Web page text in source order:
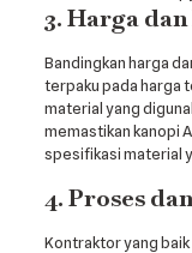
3. Harga
Bandingkan harga
terpaku pada harga
material yang
memastikan kanopi
spesifikasi material
4. Proses
Kontraktor yang